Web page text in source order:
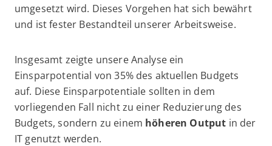
umgesetzt wird. Dieses Vorgehen hat sich bewährt
und ist fester Bestandteil unserer Arbeitsweise.
Insgesamt zeigte unsere Analyse ein
Einsparpotential von 35% des aktuellen Budgets
auf. Diese Einsparpotentiale sollten in dem
vorliegenden Fall nicht zu einer Reduzierung des
Budgets, sondern zu einem höheren Output in der
IT genutzt werden.